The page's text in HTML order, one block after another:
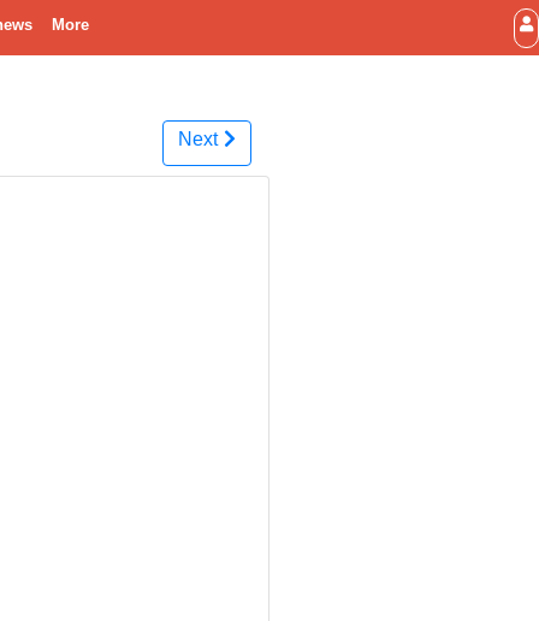
More
Next